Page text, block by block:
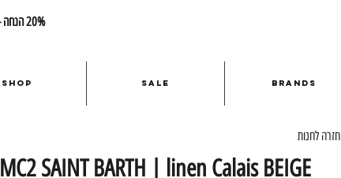
חזרה לחנות
MC2 SAINT BARTH | linen Calais BEIGE
20% הנחה - קוד קופון: MC2
Shop Sale Brands